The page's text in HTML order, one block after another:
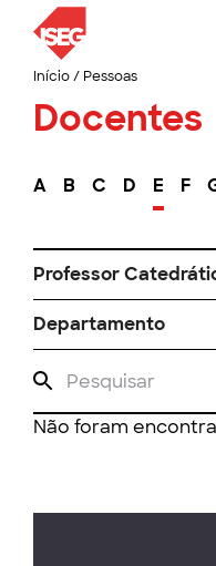
Início/ Pessoas
Docentes
A B C D E F
Professor
Departamento
Não foram